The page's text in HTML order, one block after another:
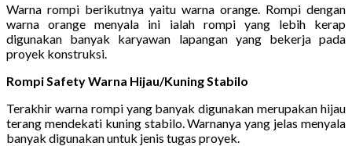
Warna rompi berikutnya yaitu warna orange. Rompi dengan
warna orange menyala ini ialah rompi yang lebih kerap
digunakan banyak karyawan lapangan yang bekerja pada
proyek konstruksi.
Rompi Safety Warna Hijau/Kuning Stabilo
Terakhir warna rompi yang banyak digunakan merupakan hijau
terang mendekati kuning stabilo. Warnanya yang jelas menyala
banyak digunakan untuk jenis tugas proyek.